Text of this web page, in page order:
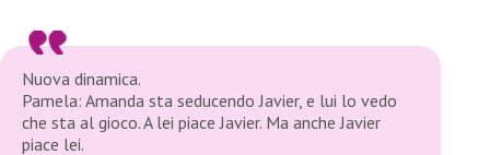
Nuova dinamica.
Pamela: Amanda sta seducendo Javier, e lui lo vedo
che sta al gioco. A lei piace Javier. Ma anche Javier
piace lei.